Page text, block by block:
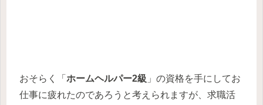
おそらく「 ホームヘルパー2級 」の資格を手にしてお
仕事に疲れたのであろうと考えられますが、求職活